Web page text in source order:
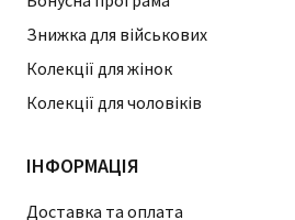
Знижка для військових
Колекції для жінок
Колекції для чоловіків
ІНФОРМАЦІЯ
Доставка та оплата